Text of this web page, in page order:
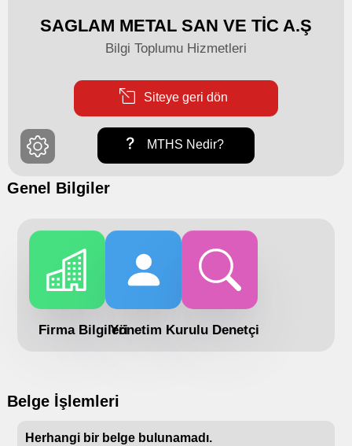
SAGLAM METAL SAN VE TİC A.Ş
Bilgi Toplumu Hizmetleri
Siteye geri dön
MTHS Nedir?
Genel Bilgiler
Firma BilgileriYönetim Kurulu Denetçi
Belge İşlemleri
Herhangi bir belge bulunamadı.